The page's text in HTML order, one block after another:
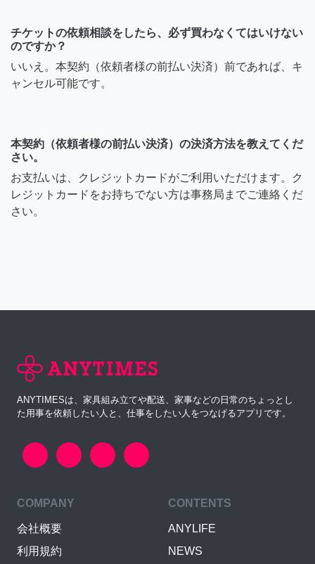
チケットの依頼相談をしたら、必ず買わなくてはいけない
のですか？
いいえ。本契約（依頼者様の前払い決済）前であれば、キ
ャンセル可能です。
本契約（依頼者様の前払い決済）の決済方法を教えてくだ
さい。
お支払いは、クレジットカードがご利用いただけます。ク
レジットカードをお持ちでない方は事務局までご連絡くだ
さい。
ANYTIMESは、家具組み立てや配送、家事などの日常のちょっとし
た用事を依頼したい人と、仕事をしたい人をつなげるアプリです。
COMPANY
会社概要
利用規約
CONTENTS
ANYLIFE
NEWS